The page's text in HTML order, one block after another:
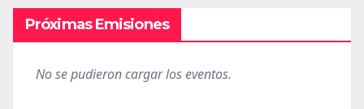
Próximas Emisiones